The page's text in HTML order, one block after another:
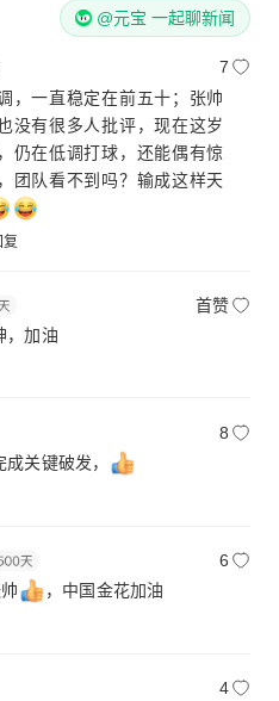
@元宝 一起聊新闻
7
，一直稳定在前五十；张帅
没有很多人批评，现在这岁
仍在低调打球，还能偶有惊
团队看不到吗？输成这样天
复
首赞
，加油
8
关键破发，
6
，中国金花加油
4